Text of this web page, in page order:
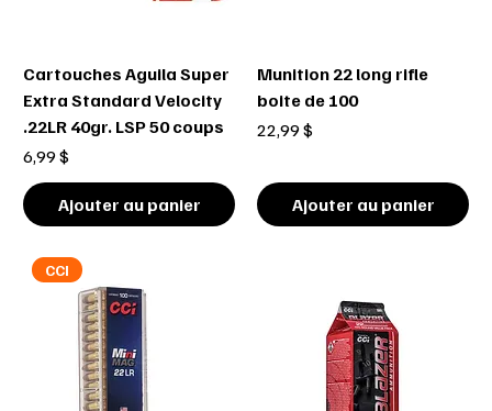
Cartouches Aguila Super
Extra Standard Velocity
.22LR 40gr. LSP 50 coups
Prix
6,99 $
Ajouter au panier
Munition 22 long rifle
boite de 100
Prix
22,99 $
Ajouter au panier
CCI